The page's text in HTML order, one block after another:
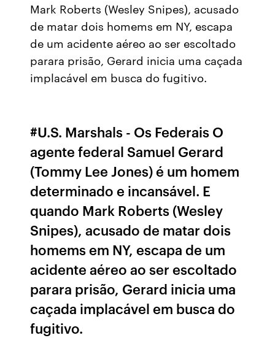
Mark Roberts (Wesley Snipes), acusado
de matar dois homems em NY, escapa
de um acidente aéreo ao ser escoltado
parara prisão, Gerard inicia uma caçada
implacável em busca do fugitivo.
#U.S. Marshals - Os Federais O
agente federal Samuel Gerard
(Tommy Lee Jones) é um homem
determinado e incansável. E
quando Mark Roberts (Wesley
Snipes), acusado de matar dois
homems em NY, escapa de um
acidente aéreo ao ser escoltado
parara prisão, Gerard inicia uma
caçada implacável em busca do
fugitivo.